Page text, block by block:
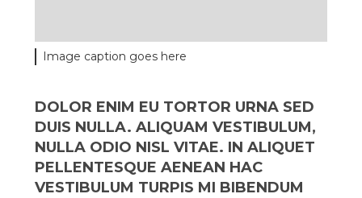
Image caption goes here
DOLOR ENIM EU TORTOR URNA SED
DUIS NULLA. ALIQUAM VESTIBULUM,
NULLA ODIO NISL VITAE. IN ALIQUET
PELLENTESQUE AENEAN HAC
VESTIBULUM TURPIS MI BIBENDUM